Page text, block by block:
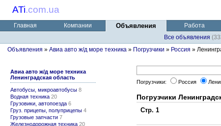
ATi.com.ua
Главная Компании Объявления
Работа
Все объявления
Объявления » Авиа авто ж/д море техника » Погрузчики » Россия »
Авиа авто ж/д море техника
Ленинградская область
Автобусы, микроавтобусы 8
Водная техника 20
Грузовики, автопоезда 6
Груз. прицепы, полуприцепы 4
Грузовые запчасти 7
Железнодорожная техника 20
Погрузчики: Россия
Погрузчики
Стр. 1